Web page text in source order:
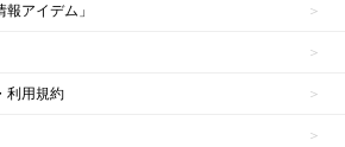
アイデム」
利用規約